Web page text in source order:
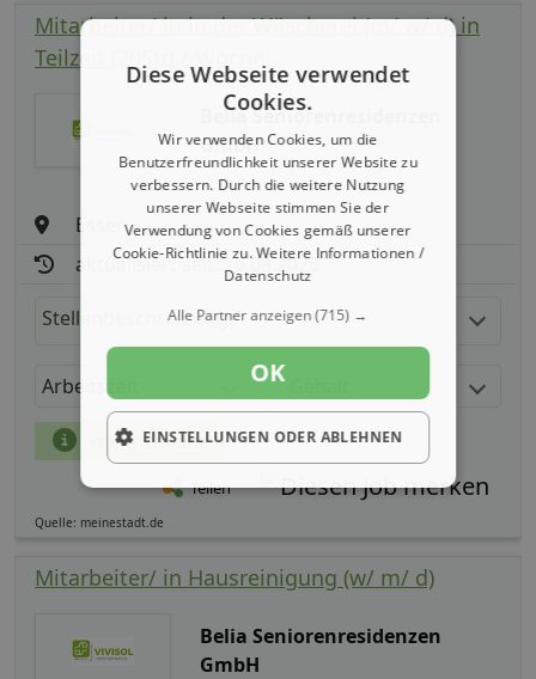
Mitarbeiter/ in in der Wäscherei (m/ w/ d) in
Teilzeit (20Std./ Woche)
Belia Seniorenresidenzen
GmbH
Essen
aktualisiert seit: 10.08.2026
Stellenbeschreibung:
Arbeitszeit
mehr Details
Teilen
Quelle: meinestadt.de
Mitarbeiter/ in Hausreinigung (w/ m/ d)
Belia Seniorenresidenzen
GmbH
Diese Webseite verwendet
Cookies.
Wir verwenden Cookies, um die
Benutzerfreundlichkeit unserer Website zu
verbessern. Durch die weitere Nutzung
unserer Webseite stimmen Sie der
Verwendung von Cookies gemäß unserer
Cookie-Richtlinie zu.Weitere Informationen /
Datenschutz
Alle Partner anzeigen(715) →
OK
EINSTELLUNGEN ODER ABLEHNEN